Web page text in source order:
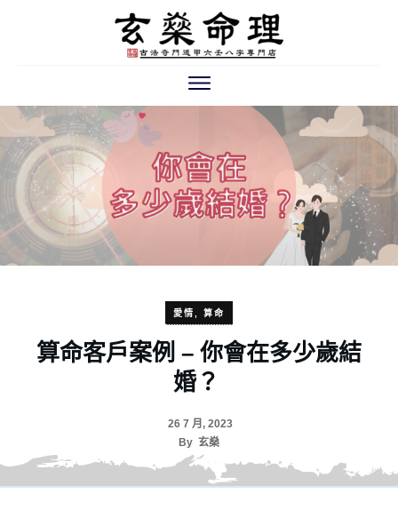
愛情 算命
算命客戶案例 – 你會在多少歲結
婚？
26 7 月, 2023
By 玄燊